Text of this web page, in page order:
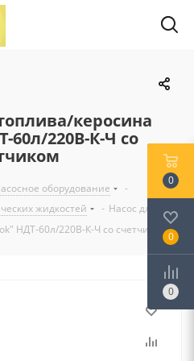
керосина
60л/220В-К-Ч со
оборудование
-
жидкостей
- Насос для
НДТ-60л/220В-К-Ч со счетчиком
0
0
0